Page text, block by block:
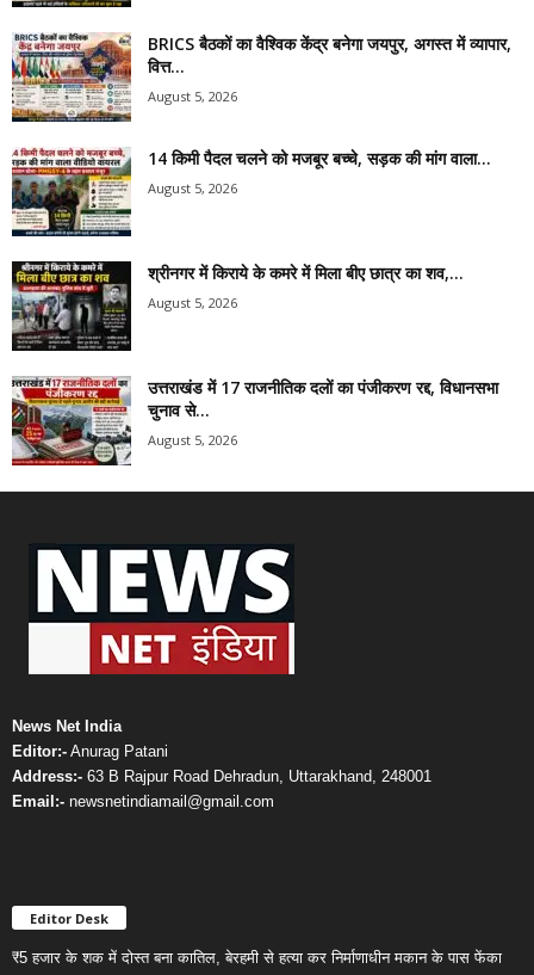
BRICS बैठकों का वैश्विक केंद्र बनेगा जयपुर, अगस्त में व्यापार,
वित्त...
August 5, 2026
14 किमी पैदल चलने को मजबूर बच्चे, सड़क की मांग वाला...
August 5, 2026
श्रीनगर में किराये के कमरे में मिला बीए छात्र का शव,...
August 5, 2026
उत्तराखंड में 17 राजनीतिक दलों का पंजीकरण रद्द, विधानसभा
चुनाव से...
August 5, 2026
News Net India
Editor:- Anurag Patani
Address:- 63 B Rajpur Road Dehradun, Uttarakhand, 248001
Email:- newsnetindiamail@gmail.com
Editor Desk
₹5 हजार के शक में दोस्त बना कातिल, बेरहमी से हत्या कर निर्माणाधीन मकान के पास फेंका